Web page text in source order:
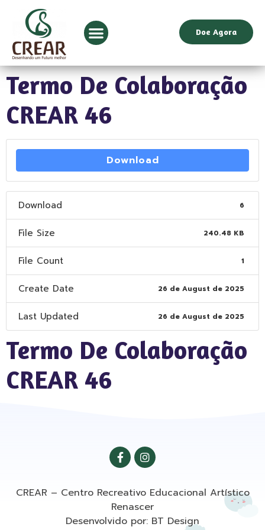
Doe Agora
Termo De Colaboração
CREAR 46
Download
Download 6
File Size 240.48 KB
File Count 1
Create Date 26 de August de 2025
Last Updated 26 de August de 2025
Termo De Colaboração
CREAR 46
CREAR – Centro Recreativo Educacional Artístico
Renascer
Desenvolvido por: BT Design